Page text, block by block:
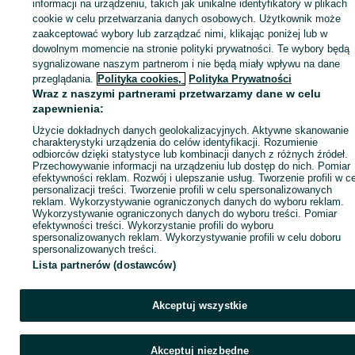
sprzedającym
Zaloguj się / Załóż konto
informacji na urządzeniu, takich jak unikalne identyfikatory w plikach
cookie w celu przetwarzania danych osobowych. Użytkownik może
zaakceptować wybory lub zarządzać nimi, klikając poniżej lub w
dowolnym momencie na stronie polityki prywatności. Te wybory będą
sygnalizowane naszym partnerom i nie będą miały wpływu na dane
przeglądania. Polityka cookies, Polityka Prywatności
Wraz z naszymi partnerami przetwarzamy dane w celu
zapewnienia:
Użycie dokładnych danych geolokalizacyjnych. Aktywne skanowanie
charakterystyki urządzenia do celów identyfikacji. Rozumienie
odbiorców dzięki statystyce lub kombinacji danych z różnych źródeł.
Przechowywanie informacji na urządzeniu lub dostęp do nich. Pomiar
efektywności reklam. Rozwój i ulepszanie usług. Tworzenie profili w
personalizacji treści. Tworzenie profili w celu spersonalizowanych
reklam. Wykorzystywanie ograniczonych danych do wyboru reklam.
Wykorzystywanie ograniczonych danych do wyboru treści. Pomiar
efektywności treści. Wykorzystanie profili do wyboru
spersonalizowanych reklam. Wykorzystywanie profili w celu doboru
spersonalizowanych treści.
Lista partnerów (dostawców)
Akceptuj wszystkie
Akceptuj niezbędne